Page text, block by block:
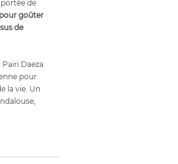
de
goûter
de
Daeza
pour
la vie. Un